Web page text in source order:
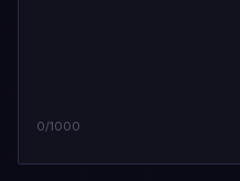
0/1000